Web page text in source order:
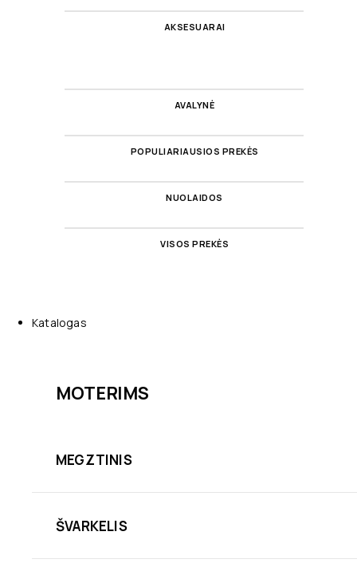
AKSESUARAI
AVALYNĖ
POPULIARIAUSIOS PREKĖS
NUOLAIDOS
VISOS PREKĖS
Katalogas
MOTERIMS
MEGZTINIS
ŠVARKELIS